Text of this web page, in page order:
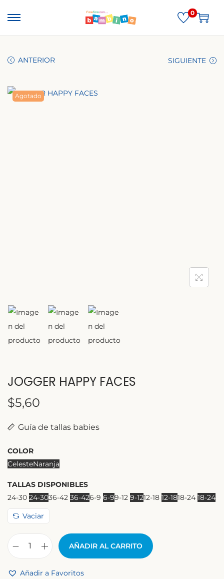
0
ANTERIOR SIGUIENTE
Agotado
JOGGER HAPPY FACES
$5,60
Guía de tallas babies
COLOR
CelesteNaranja
TALLAS DISPONIBLES
24-30 24-3036-42 36-426-9 6-99-12 9-1212-18 12-1818-24 18-24
Vaciar
AÑADIR AL CARRITO
Añadir a Favoritos